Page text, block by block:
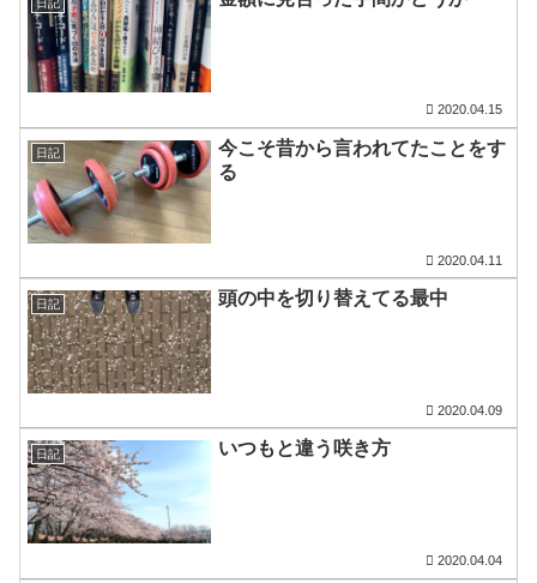
日記
2020.04.15
日記
今こそ昔から言われてたことをす
る
2020.04.11
日記 頭の中を切り替えてる最中
2020.04.09
日記 いつもと違う咲き方
2020.04.04